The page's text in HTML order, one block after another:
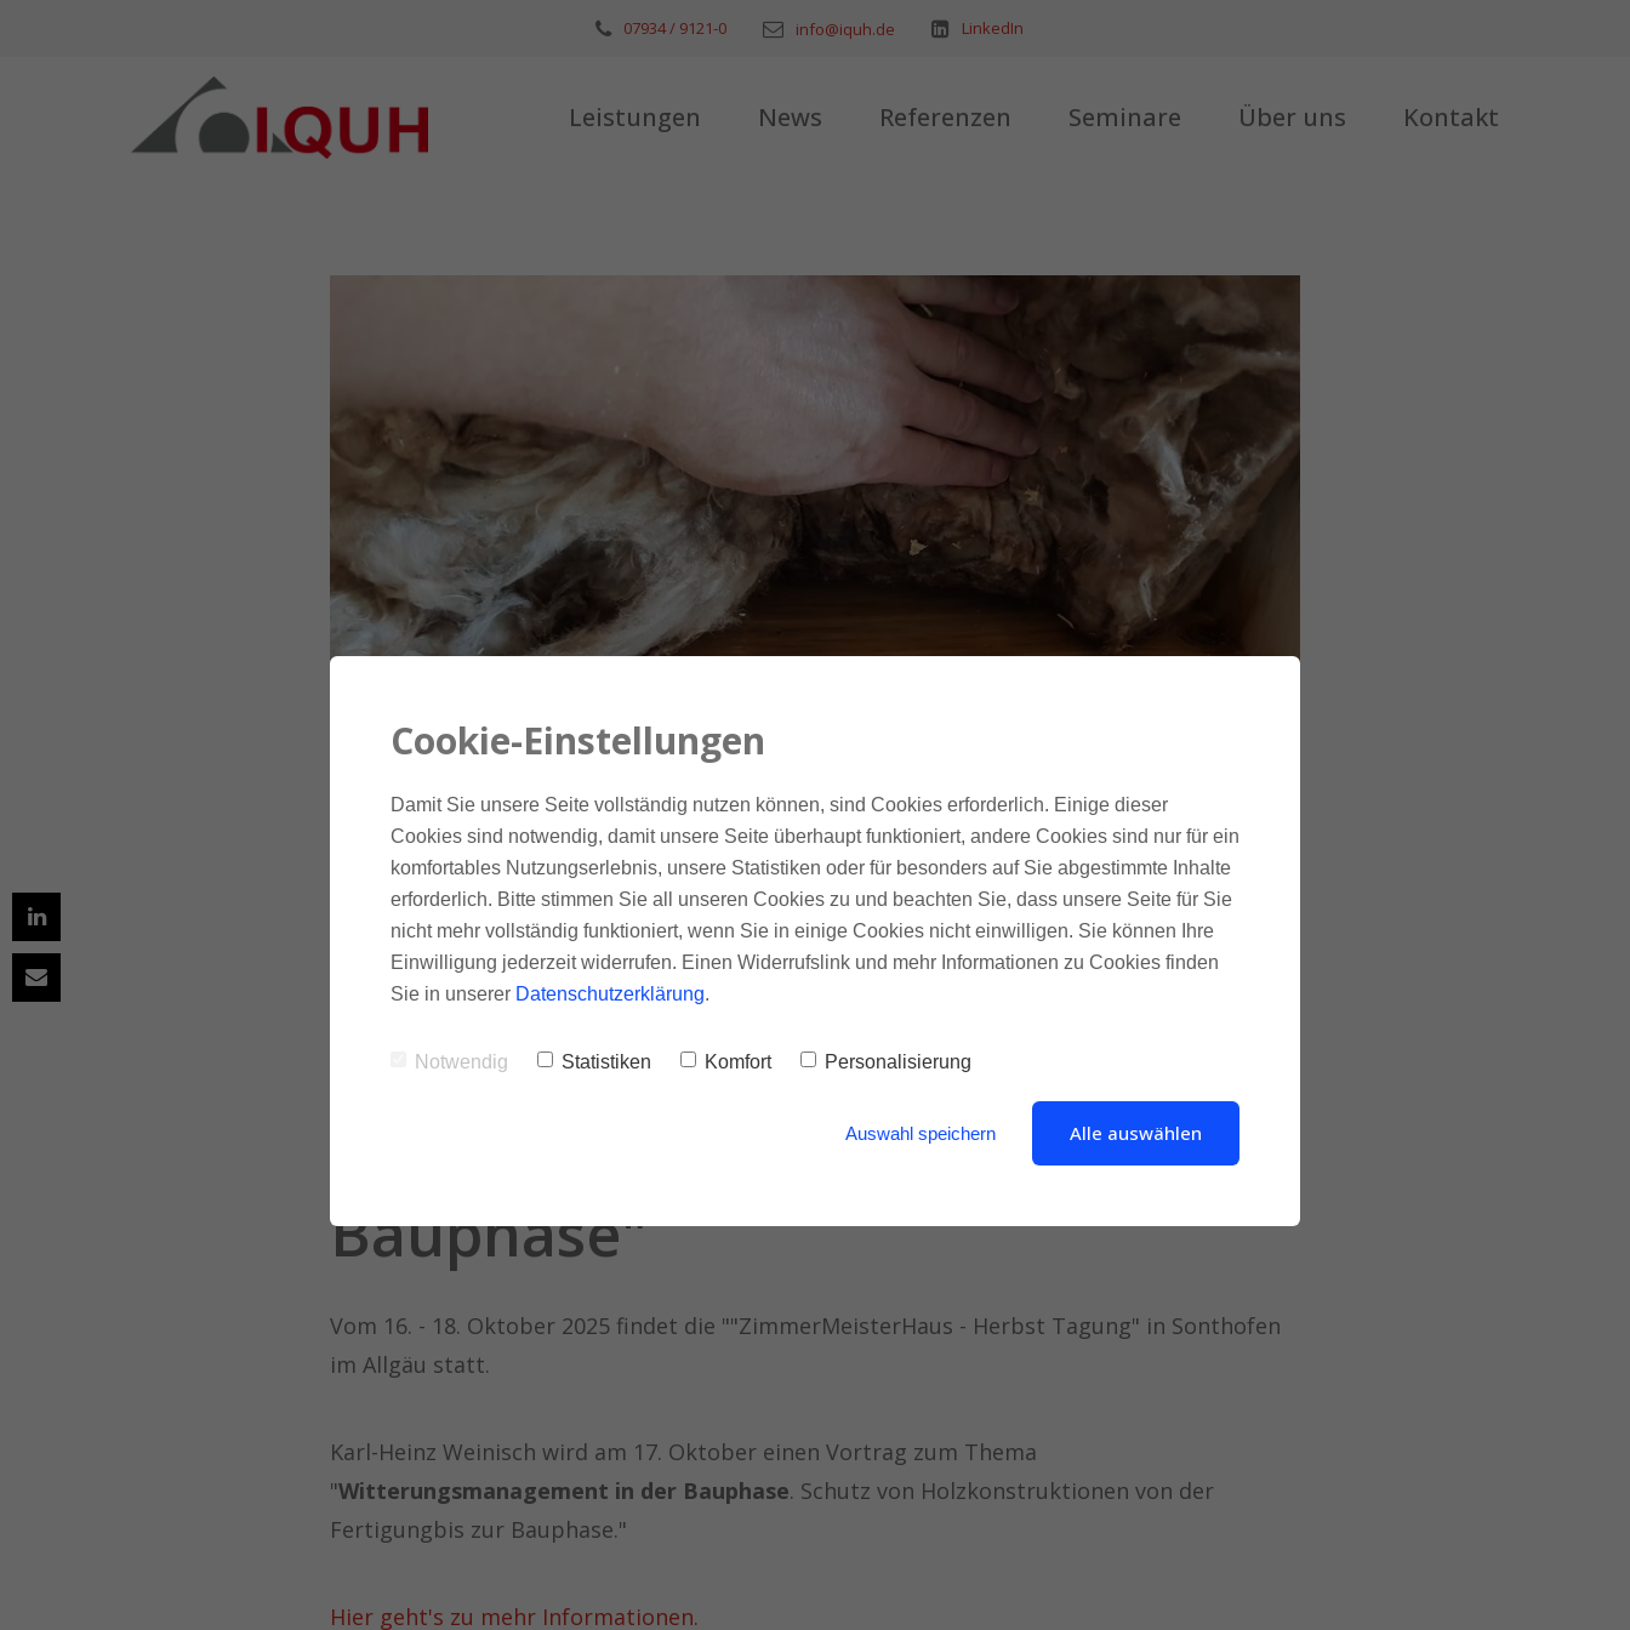
07934 / 9121-0 info@iquh.de LinkedIn
Leistungen News Referenzen Seminare Über uns Kontakt
Vortrag
"Witterungsmanagement in der
Bauphase"
Vom 16. - 18. Oktober 2025 findet die ""ZimmerMeisterHaus - Herbst Tagung" in Sonthofen
im Allgäu statt.
Karl-Heinz Weinisch wird am 17. Oktober einen Vortrag zum Thema
"Witterungsmanagement in der Bauphase. Schutz von Holzkonstruktionen von der
Fertigungbis zur Bauphase."
Hier geht's zu mehr Informationen.
Cookie-Einstellungen
Damit Sie unsere Seite vollständig nutzen können, sind Cookies erforderlich. Einige dieser
Cookies sind notwendig, damit unsere Seite überhaupt funktioniert, andere Cookies sind nur für ein
komfortables Nutzungserlebnis, unsere Statistiken oder für besonders auf Sie abgestimmte Inhalte
erforderlich. Bitte stimmen Sie all unseren Cookies zu und beachten Sie, dass unsere Seite für Sie
nicht mehr vollständig funktioniert, wenn Sie in einige Cookies nicht einwilligen. Sie können Ihre
Einwilligung jederzeit widerrufen. Einen Widerrufslink und mehr Informationen zu Cookies finden
Sie in unserer Datenschutzerklärung.
Notwendig Statistiken Komfort Personalisierung
Auswahl speichern Alle auswählen